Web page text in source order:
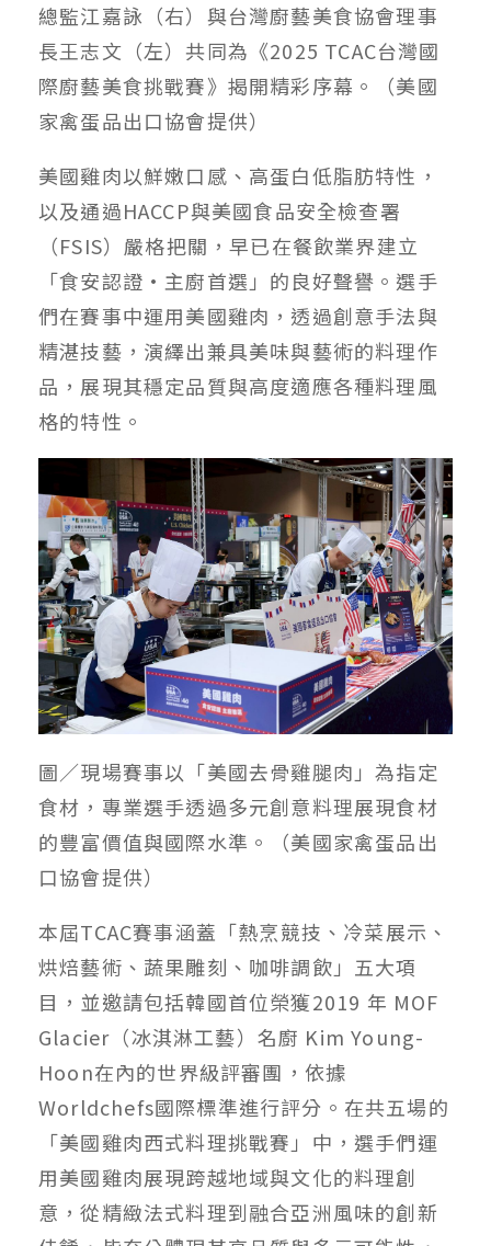
總監江嘉詠（右）與台灣廚藝美食協會理事
長王志文（左）共同為《2025 TCAC台灣國
際廚藝美食挑戰賽》揭開精彩序幕。（美國
家禽蛋品出口協會提供）
美國雞肉以鮮嫩口感、高蛋白低脂肪特性，
以及通過HACCP與美國食品安全檢查署
（FSIS）嚴格把關，早已在餐飲業界建立
「食安認證•主廚首選」的良好聲譽。選手
們在賽事中運用美國雞肉，透過創意手法與
精湛技藝，演繹出兼具美味與藝術的料理作
品，展現其穩定品質與高度適應各種料理風
格的特性。
圖／現場賽事以「美國去骨雞腿肉」為指定
食材，專業選手透過多元創意料理展現食材
的豐富價值與國際水準。（美國家禽蛋品出
口協會提供）
本屆TCAC賽事涵蓋「熱烹競技、冷菜展示、
烘焙藝術、蔬果雕刻、咖啡調飲」五大項
目，並邀請包括韓國首位榮獲2019 年 MOF
Glacier（冰淇淋工藝）名廚 Kim Young-
Hoon在內的世界級評審團，依據
Worldchefs國際標準進行評分。在共五場的
「美國雞肉西式料理挑戰賽」中，選手們運
用美國雞肉展現跨越地域與文化的料理創
意，從精緻法式料理到融合亞洲風味的創新